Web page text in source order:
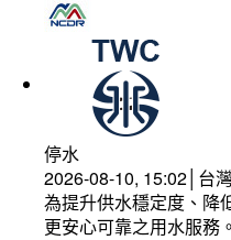
停水
2026-08-10, 15:02│台
為提升供水穩定度、降
更安心可靠之用水服務。